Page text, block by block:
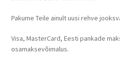
Pakume Teile ainult uusi rehve
Visa, MasterCard, Eesti pankade
osamaksevõimalus.